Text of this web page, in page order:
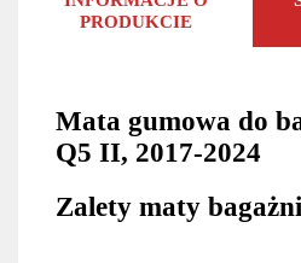
PRODUKCIE
Mata gumowa do
Q5 II, 2017-2024
Zalety maty